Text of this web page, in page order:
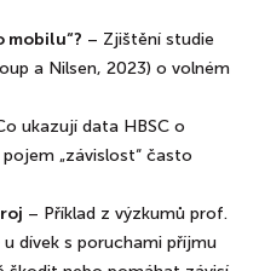
mobilu“? – Zjištění studie
a Nilsen, 2023) o volném
ukazují data HBSC o
„závislost“ často
– Příklad z výzkumů prof.
dívek s poruchami příjmu